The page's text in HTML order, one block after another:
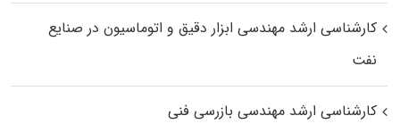
کارشناسی ارشد مهندسی ابزار دقیق و اتوماسیون در صنایع
نفت
کارشناسی ارشد مهندسی بازرسی فنی